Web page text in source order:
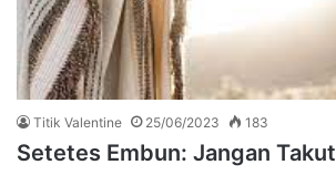
Titik Valentine 25/06/2023 183
Setetes Embun: Jangan Takut